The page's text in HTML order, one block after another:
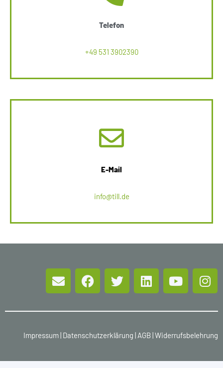
Telefon
+49 531 3902390
E-Mail
info@till.de
Impressum Datenschutzerklärung AGB Widerrufsbelehrung